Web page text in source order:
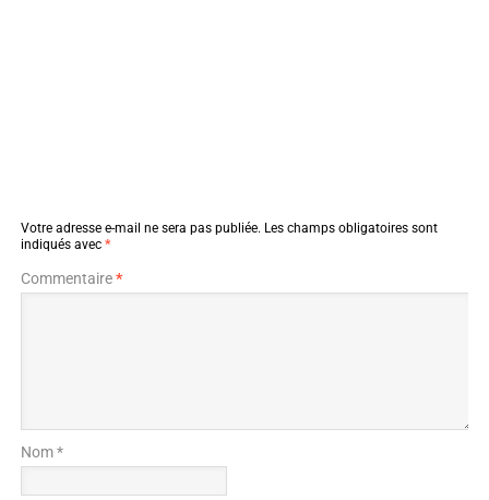
Votre adresse e-mail ne sera pas publiée. Les champs obligatoires sont
indiqués avec *
Commentaire*
Nom *